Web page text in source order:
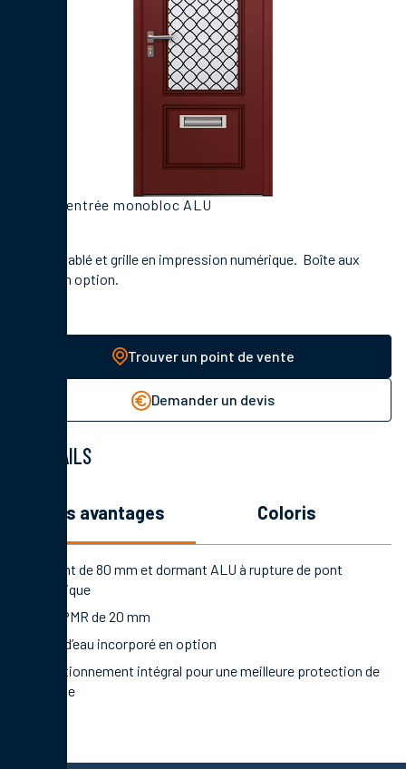
Porte d'entrée monobloc ALU
Vitrage sablé et grille en impression numérique. Boîte aux
lettres en option.
Trouver un point de vente
Demander un devis
DÉTAILS
les avantages coloris
Ouvrant de 80 mm et dormant ALU à rupture de pont
thermique
Seuil PMR de 20 mm
Rejet d’eau incorporé en option
Conditionnement intégral pour une meilleure protection de
la porte